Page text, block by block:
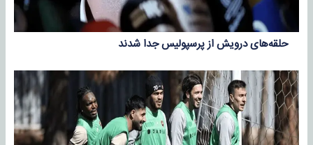
حلقه‌های درویش از پرسپولیس جدا شدند